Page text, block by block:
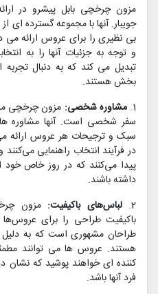
مزون چرخچی بابل پیشرو در
جویبار. آنها با مجموعه گسترده
بی نظیری را برای عروس ارائه
و توجه به جزئیات آنها را به
تبدیل می کند که به دنبال
بخش هستند.
1. مشاوره شخصی: مزون چرخچی
سفر شخصی است. آنها مشاوره
سبک و ترجیحات هر عروس ارائه
در فرآیند انتخاب راهنمایی
پیدا می‌کنند که در روز خاص
داشته باشند.
2. لباس‌های باکیفیت: مزون
باکیفیت طراحی را برای عروس‌ها
طراحان مشهوری است که به
هستند. عروس ها می توانند
کننده ای خواهند پوشید که
فرد آنها باشد.